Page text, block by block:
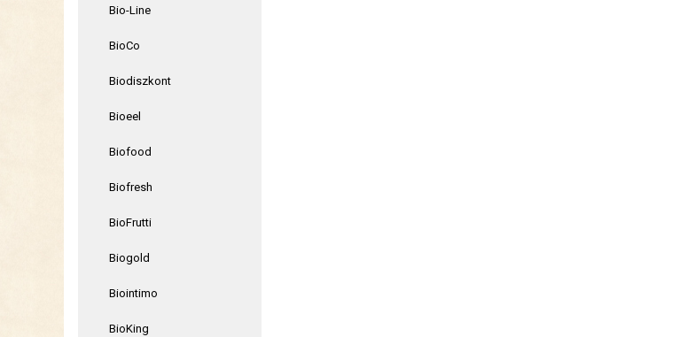
Bio-Line
BioCo
Biodiszkont
Bioeel
Biofood
Biofresh
BioFrutti
Biogold
Biointimo
BioKing